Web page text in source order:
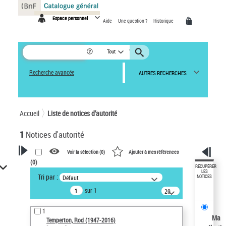
Espace personnel Aide Une question ? Historique
Tout
Recherche avancée AUTRES RECHERCHES
Accueil Liste de notices d’autorité
1 Notices d'autorité
VOTRE RECHERCHE
Recherche avancée dans les
notices d’autorité
Œuvres liées à l'auteur :
Temperton, Rod (1947-2016)
Voir la sélection (0) Ajouter à mes références
(0)
Tri par : Défaut
sur 1
20
résultats/page
1
Temperton, Rod (1947-2016)
RÉCUPÉRER
LES
NOTICES
Ma
Panneau de gestion des cookies